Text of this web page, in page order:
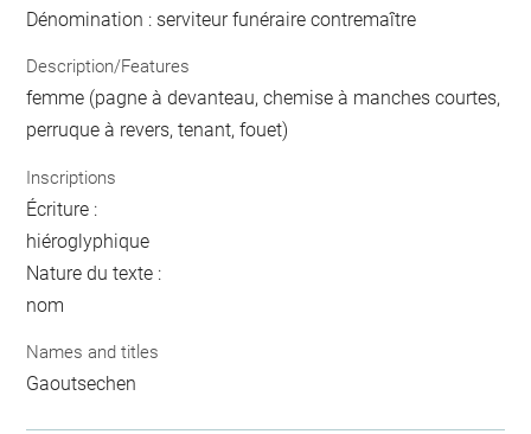
Dénomination : serviteur funéraire contremaître
Description/Features
femme (pagne à devanteau, chemise à manches courtes,
perruque à revers, tenant, fouet)
Inscriptions
Écriture :
hiéroglyphique
Nature du texte :
nom
Names and titles
Gaoutsechen